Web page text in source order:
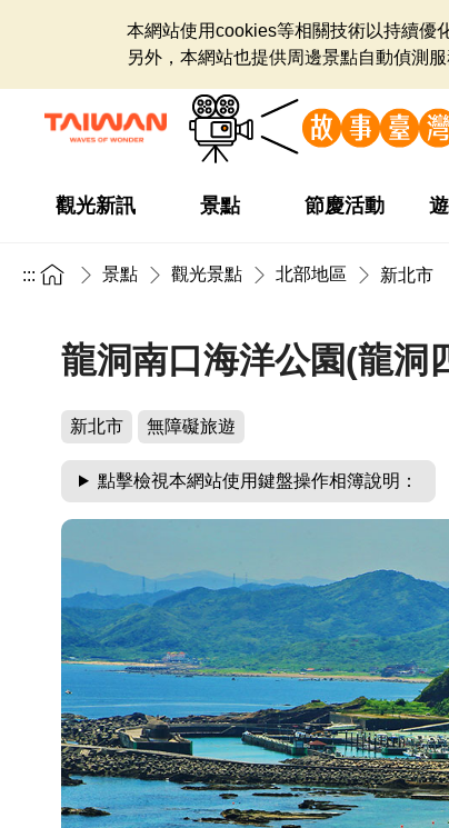
本網站使用cookies等相關技術以持續優
另外，本網站也提供周邊景點自動偵測
觀光新訊 景點 節慶活動
::: 景點 觀光景點 北部地區 新北市
龍洞南口海洋公園(龍洞
新北市 無障礙旅遊
點擊檢視本網站使用鍵盤操作相簿說明：